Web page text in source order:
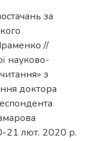
за
//
науково-
з
доктора
21 лют. 2020 р.